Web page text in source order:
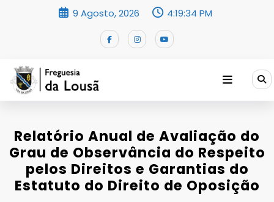
9 Agosto, 2026 4:19:34 PM
Relatório Anual de Avaliação do
Grau de Observância do Respeito
pelos Direitos e Garantias do
Estatuto do Direito de Oposição